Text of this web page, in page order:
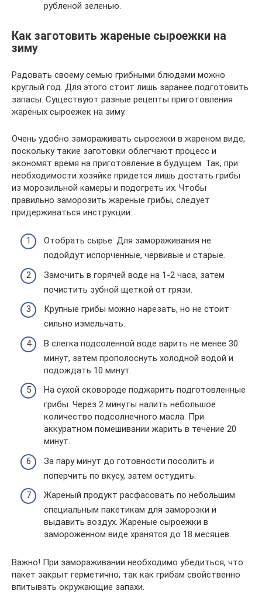
рубленой зеленью.
Как заготовить жареные сыроежки на
зиму
Радовать своему семью грибными блюдами можно
круглый год. Для этого стоит лишь заранее подготовить
запасы. Существуют разные рецепты приготовления
жареных сыроежек на зиму.
Очень удобно замораживать сыроежки в жареном виде,
поскольку такие заготовки облегчают процесс и
экономят время на приготовление в будущем. Так, при
необходимости хозяйке придется лишь достать грибы
из морозильной камеры и подогреть их. Чтобы
правильно заморозить жареные грибы, следует
придерживаться инструкции:
Отобрать сырье. Для замораживания не
подойдут испорченные, червивые и старые.
Замочить в горячей воде на 1-2 часа, затем
почистить зубной щеткой от грязи.
Крупные грибы можно нарезать, но не стоит
сильно измельчать.
В слегка подсоленной воде варить не менее 30
минут, затем прополоснуть холодной водой и
подождать 10 минут.
На сухой сковороде поджарить подготовленные
грибы. Через 2 минуты налить небольшое
количество подсолнечного масла. При
аккуратном помешивании жарить в течение 20
минут.
За пару минут до готовности посолить и
поперчить по вкусу, затем остудить.
Жареный продукт расфасовать по небольшим
специальным пакетикам для заморозки и
выдавить воздух. Жареные сыроежки в
замороженном виде хранятся до 18 месяцев.
Важно! При замораживании необходимо убедиться, что
пакет закрыт герметично, так как грибам свойственно
впитывать окружающие запахи.